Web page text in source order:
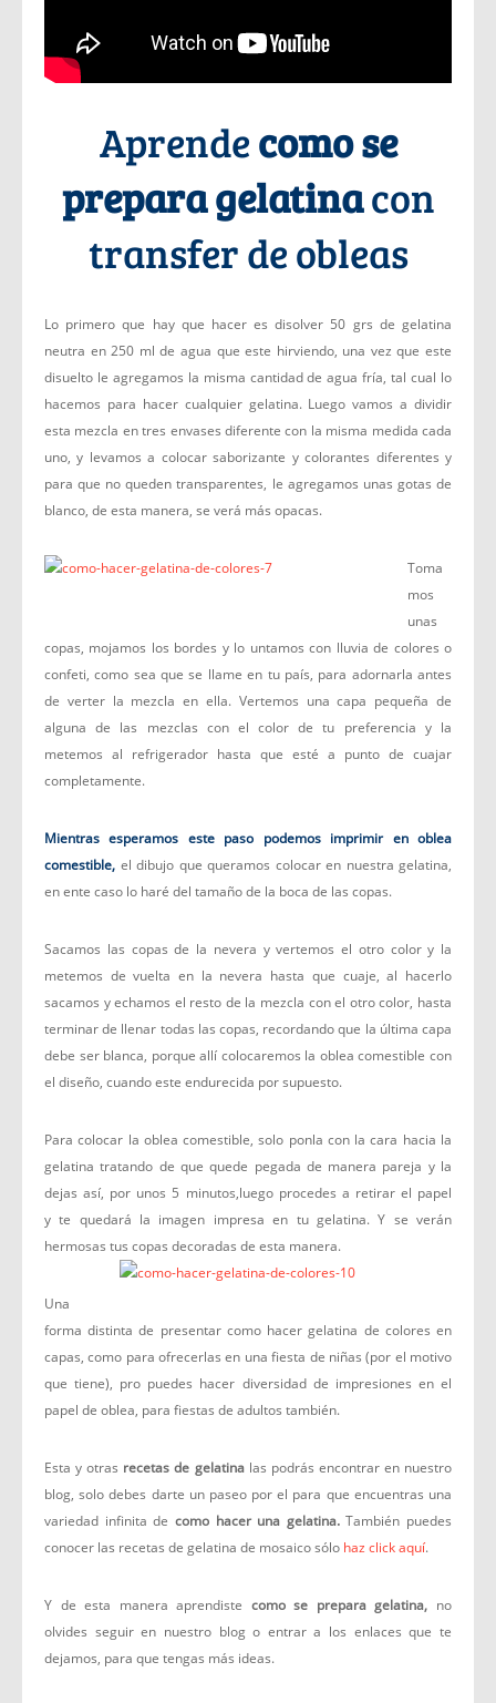
Aprendecomo se
prepara gelatinacon
transfer de obleas
Lo primero que hay que hacer es disolver 50 grs de gelatina
neutra en 250 ml de agua que este hirviendo, una vez que este
disuelto le agregamos la misma cantidad de agua fría, tal cual lo
hacemos para hacer cualquier gelatina. Luego vamos a dividir
esta mezcla en tres envases diferente con la misma medida cada
uno, y levamos a colocar saborizante y colorantes diferentes y
para que no queden transparentes, le agregamos unas gotas de
blanco, de esta manera, se verá más opacas.
Toma
mos
unas
copas, mojamos los bordes y lo untamos con lluvia de colores o
confeti, como sea que se llame en tu país, para adornarla antes
de verter la mezcla en ella. Vertemos una capa pequeña de
alguna de las mezclas con el color de tu preferencia y la
metemos al refrigerador hasta que esté a punto de cuajar
completamente.
Mientras esperamos este paso podemos imprimir en oblea
comestible, el dibujo que queramos colocar en nuestra gelatina,
en ente caso lo haré del tamaño de la boca de las copas.
Sacamos las copas de la nevera y vertemos el otro color y la
metemos de vuelta en la nevera hasta que cuaje, al hacerlo
sacamos y echamos el resto de la mezcla con el otro color, hasta
terminar de llenar todas las copas, recordando que la última capa
debe ser blanca, porque allí colocaremos la oblea comestible con
el diseño, cuando este endurecida por supuesto.
Para colocar la oblea comestible, solo ponla con la cara hacia la
gelatina tratando de que quede pegada de manera pareja y la
dejas así, por unos 5 minutos,luego procedes a retirar el papel
y te quedará la imagen impresa en tu gelatina. Y se verán
hermosas tus copas decoradas de esta manera.
Una
forma distinta de presentar como hacer gelatina de colores en
capas, como para ofrecerlas en una fiesta de niñas (por el motivo
que tiene), pro puedes hacer diversidad de impresiones en el
papel de oblea, para fiestas de adultos también.
Esta y otras recetas de gelatina las podrás encontrar en nuestro
blog, solo debes darte un paseo por el para que encuentras una
variedad infinita de como hacer una gelatina.También puedes
conocer las recetas de gelatina de mosaico sólo haz click aquí.
Y de esta manera aprendiste como se prepara gelatina, no
olvides seguir en nuestro blog o entrar a los enlaces que te
dejamos, para que tengas más ideas.